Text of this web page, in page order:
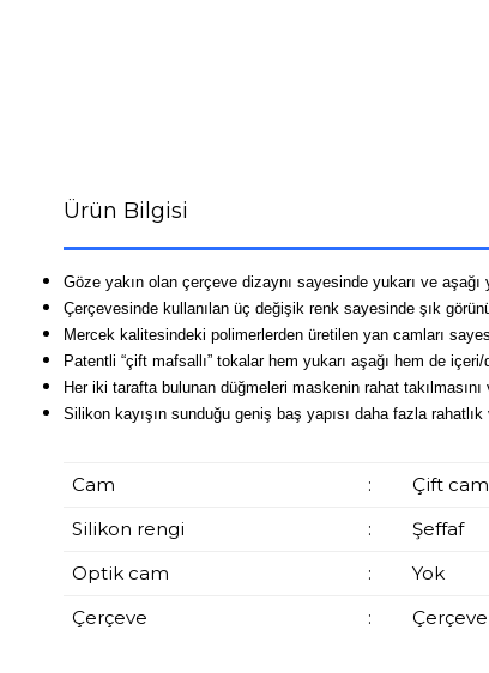
Ürün Bilgisi
Göze yakın olan çerçeve dizaynı sayesinde yukarı ve aşağı
Çerçevesinde kullanılan üç değişik renk sayesinde şık
Mercek kalitesindeki polimerlerden üretilen yan camları
Patentli “çift mafsallı” tokalar hem yukarı aşağı hem de içeri/
Her iki tarafta bulunan düğmeleri maskenin rahat takılmasını
Silikon kayışın sunduğu geniş baş yapısı daha fazla rahatlık
Cam :
Çift cam
Silikon rengi
:
Şeffaf
Optik cam
:
Yok
Çerçeve
: